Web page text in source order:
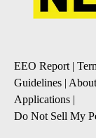
EEO Report|
Guidelines |
Applications |
Do Not Sell My